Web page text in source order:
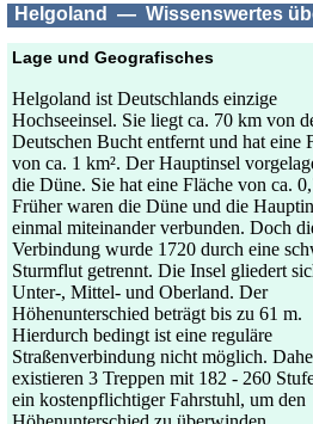
Helgoland — Wissenswertes
Lage und Geografisches
Helgoland ist Deutschlands einzige
Hochseeinsel. Sie liegt ca. 70 km von
Deutschen Bucht entfernt und hat eine
von ca. 1 km². Der Hauptinsel
die Düne. Sie hat eine Fläche von ca.
Früher waren die Düne und die
einmal miteinander verbunden. Doch
Verbindung wurde 1720 durch eine
Sturmflut getrennt. Die Insel gliedert
Unter-, Mittel- und Oberland. Der
Höhenunterschied beträgt bis zu 61 m.
Hierdurch bedingt ist eine reguläre
Straßenverbindung nicht möglich.
existieren 3 Treppen mit 182 - 260
ein kostenpflichtiger Fahrstuhl, um den